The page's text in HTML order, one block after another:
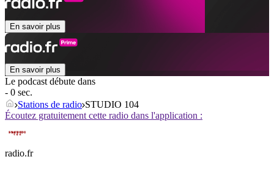
En savoir plus
En savoir plus
Le podcast débute dans
- 0 sec.
Stations de radio STUDIO 104
Écoutez gratuitement cette radio dans l'application :
radio.fr